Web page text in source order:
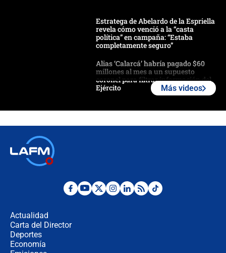
Estratega de Abelardo de la Espriella
revela cómo venció a la “casta
política” en campaña: “Estaba
completamente seguro”
Alias ‘Calarcá’ habría pagado $60
millones al mes a un supuesto
coronel para filtrar información del
Ejército
Ministro de Defensa no descarta el
Más videos
Actualidad
Carta del Director
Deportes
Economía